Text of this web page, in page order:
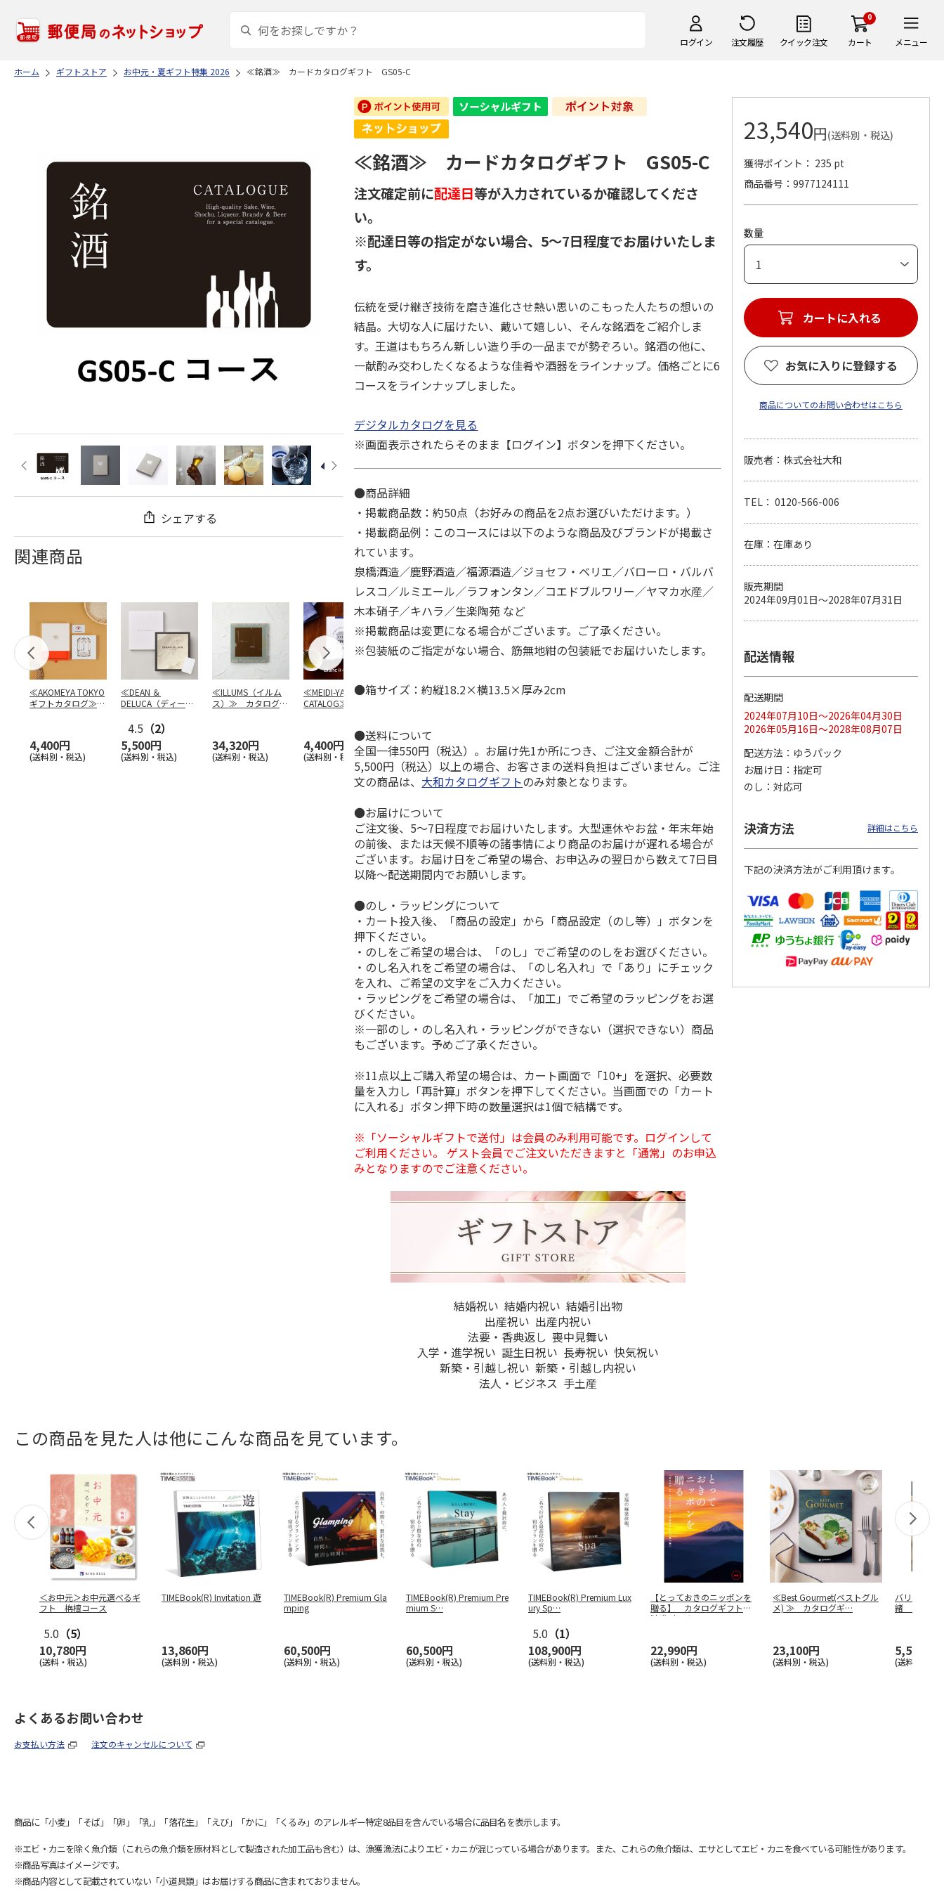
ログイン 注文履歴 クイック注文
0
カート メニュー
ホーム ギフトストア お中元・夏ギフト特集 2026 ≪銘酒≫ カードカタログギフト GS05-C
シェアする
関連商品
≪AKOMEYA TOKYO
ギフトカタログ≫
4,400円
(送料別・税込)
≪DEAN ＆
DELUCA（ディーン
…
4.5 （2）
5,500円
(送料別・税込)
≪ILLUMS（イルム
ス）≫ カタログギ
34,320円
(送料別・税込)
≪MEIDI-YA GIFT
CATALOG≫ Blanc
4,400円
(送料別・税込)
【とっておきのニッ
4,290円
(送料別・税込)
TIMEBook(R)
60,500円
(送料別・税込)
6,490円
(送料別・税込)
108,900円
(送料別・税込)
≪Mistral(ミストラ
ル)≫ カードカタ
ログギフト ソ…
3,080円
(送料別・税込)
しずく
≪銘酒≫ カードカタログギフト GS05-C
注文確定前に配達日等が入力されているか確認してくださ
い。
※配達日等の指定がない場合、5～7日程度でお届けいたしま
す。
伝統を受け継ぎ技術を磨き進化させ熱い思いのこもった人たちの想いの
結晶。大切な人に届けたい、戴いて嬉しい、そんな銘酒をご紹介しま
す。王道はもちろん新しい造り手の一品までが勢ぞろい。銘酒の他に、
一献酌み交わしたくなるような佳肴や酒器をラインナップ。価格ごとに6
コースをラインナップしました。
デジタルカタログを見る
※画面表示されたらそのまま【ログイン】ボタンを押下ください。
●商品詳細
・掲載商品数：約50点（お好みの商品を2点お選びいただけます。）
・掲載商品例：このコースには以下のような商品及びブランドが掲載さ
れています。
泉橋酒造／鹿野酒造／福源酒造／ジョセフ・ベリエ／バローロ・バルバ
レスコ／ルミエール／ラフォンタン／コエドブルワリー／ヤマカ水産／
木本硝子／キハラ／生楽陶苑 など
※掲載商品は変更になる場合がございます。ご了承ください。
※包装紙のご指定がない場合、筋無地紺の包装紙でお届けいたします。
●箱サイズ：約縦18.2×横13.5×厚み2cm
●送料について
全国一律550円（税込）。お届け先1か所につき、ご注文金額合計が
5,500円（税込）以上の場合、お客さまの送料負担はございません。ご注
文の商品は、 大和カタログギフトのみ対象となります。
●お届けについて
ご注文後、5～7日程度でお届けいたします。大型連休やお盆・年末年始
の前後、または天候不順等の諸事情により商品のお届けが遅れる場合が
ございます。お届け日をご希望の場合、お申込みの翌日から数えて7日目
以降～配送期間内でお願いします。
●のし・ラッピングについて
・カート投入後、「商品の設定」から「商品設定（のし等）」ボタンを
押下ください。
・のしをご希望の場合は、「のし」でご希望ののしをお選びください。
・のし名入れをご希望の場合は、「のし名入れ」で「あり」にチェック
を入れ、ご希望の文字をご入力ください。
・ラッピングをご希望の場合は、「加工」でご希望のラッピングをお選
びください。
※一部のし・のし名入れ・ラッピングができない（選択できない）商品
もございます。予めご了承ください。
※11点以上ご購入希望の場合は、カート画面で「10+」を選択、必要数
量を入力し「再計算」ボタンを押下してください。当画面での「カート
に入れる」ボタン押下時の数量選択は1個で結構です。
※「ソーシャルギフトで送付」は会員のみ利用可能です。ログインして
ご利用ください。 ゲスト会員でご注文いただきますと「通常」のお申込
みとなりますのでご注意ください。
結婚祝い 結婚内祝い 結婚引出物
出産祝い 出産内祝い
法要・香典返し 喪中見舞い
入学・進学祝い 誕生日祝い 長寿祝い 快気祝い
新築・引越し祝い 新築・引越し内祝い
法人・ビジネス 手土産
23,540円(送料別・税込)
獲得ポイント： 235 pt
商品番号
9977124111
数量
お気に入りに登録する
商品についてのお問い合わせはこちら
販売者：株式会社大和
TEL： 0120-566-006
在庫：在庫あり
販売期間
2024年09月01日～2028年07月31日
配送情報
配送期間
2024年07月10日～2026年04月30日
2026年05月16日～2028年08月07日
配送方法
ゆうパック
お届け日
指定可
のし
対応可
決済方法 詳細はこちら
下記の決済方法がご利用頂けます。
この商品を見た人は他にこんな商品を見ています。
＜お中元＞お中元選べるギ
フト 栴檀コース
5.0 （5）
10,780円
(送料・税込)
TIMEBook(R) Invitation 遊
13,860円
(送料別・税込)
TIMEBook(R) Premium Gla
mping
60,500円
(送料別・税込)
TIMEBook(R) Premium Pre
mium S…
60,500円
(送料別・税込)
TIMEBook(R) Premium Lux
ury Sp…
5.0 （1）
108,900円
(送料別・税込)
【とっておきのニッポンを
贈る】 カタログギフト
時唯（じゆ
22,990円
(送料別・税込)
≪Best Gourmet(ベストグル
メ) ≫ カタログギ…
23,100円
(送料別・税込)
バリューチ
緒 たまの
5,500円
(送料別・税
よくあるお問い合わせ
お支払い方法 注文のキャンセルについて
商品に「小麦」「そば」「卵」「乳」「落花生」「えび」「かに」「くるみ」のアレルギー特定8品目を含んでいる場合に品目名を表示します。
※エビ・カニを除く魚介類（これらの魚介類を原材料として製造された加工品も含む）は、漁獲漁法によりエビ・カニが混じっている場合があります。また、これらの魚介類は、エサとしてエビ・カニを食べている可能性があります。
※商品写真はイメージです。
※商品内容として記載されていない「小道具類」はお届けする商品に含まれておりません。